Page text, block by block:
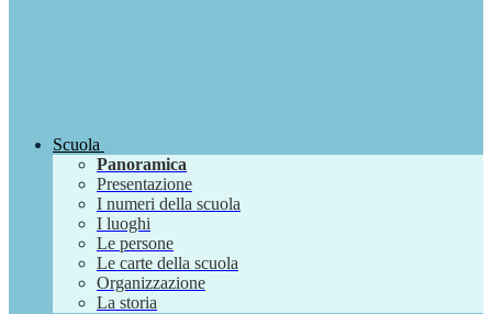
Scuola
Panoramica
Presentazione
I numeri della scuola
I luoghi
Le persone
Le carte della scuola
Organizzazione
La storia